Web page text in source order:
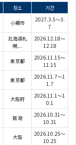
장소 기간
小樽市
2027.3.5～3.
7
北海道札
幌...
2026.12.18～
12.18
東京都
2026.11.15～
11.15
東京都
2026.11.7～1
1.7
大阪府
2026.11.1～1
0.1
新潟
2026.10.31～
10.31
大阪
2026.10.25～
10.25